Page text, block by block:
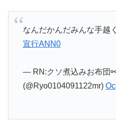
なんだかんだみんな手越
宣行ANN0
— RN:クソ煮込みお布団
(@Ryo0104091122mr)